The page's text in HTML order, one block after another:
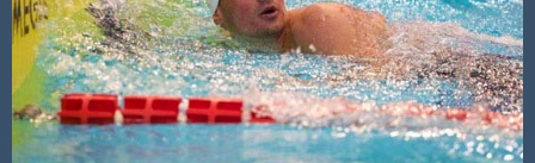
Fondo
Salvamento